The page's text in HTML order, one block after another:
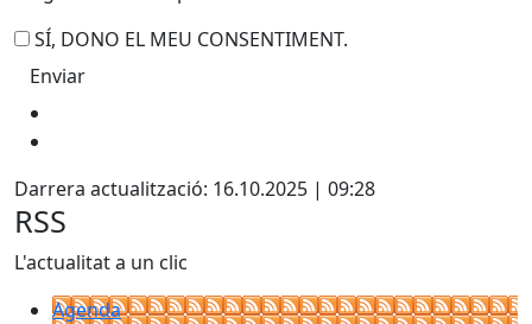
SÍ, DONO EL MEU CONSENTIMENT.
Darrera actualització: 16.10.2025 | 09:28
RSS
L'actualitat a un clic
Agenda